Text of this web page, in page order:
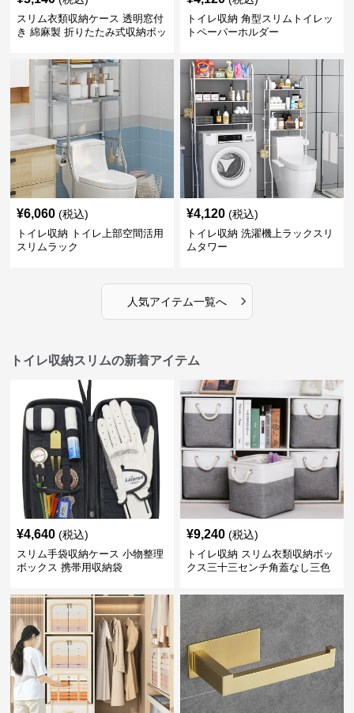
スリム衣類収納ケース 透明窓付
き 綿麻製 折りたたみ式収納ボッ
トイレ収納 角型スリムトイレッ
トペーパーホルダー
¥6,060 (税込)
トイレ収納 トイレ上部空間活用
スリムラック
¥4,120 (税込)
トイレ収納 洗濯機上ラックスリ
ムタワー
人気アイテム一覧へ ›
トイレ収納スリムの新着アイテム
¥4,640 (税込)
スリム手袋収納ケース 小物整理
ボックス 携帯用収納袋
¥9,240 (税込)
トイレ収納 スリム衣類収納ボッ
クス三十三センチ角蓋なし三色